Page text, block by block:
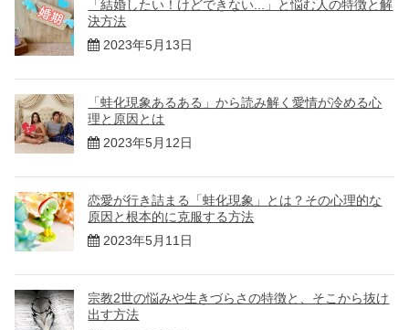
「結婚したい！けどできない...」と悩む人の特徴と解
決方法
2023年5月13日
「蛙化現象あるある」から読み解く愛情が冷める心
理と原因とは
2023年5月12日
恋愛が行き詰まる「蛙化現象」とは？その心理的な
原因と根本的に克服する方法
2023年5月11日
宗教2世の悩みや生きづらさの特徴と、そこから抜け
出す方法